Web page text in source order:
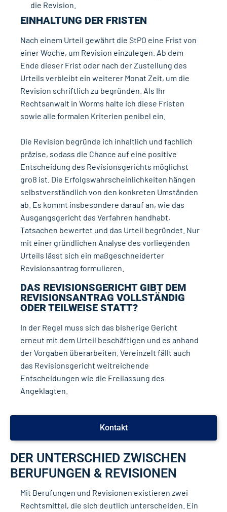
die Revision.
EINHALTUNG DER FRISTEN
Nach einem Urteil gewährt die StPO eine Frist von
einer Woche, um Revision einzulegen. Ab dem
Ende dieser Frist oder nach der Zustellung des
Urteils verbleibt ein weiterer Monat Zeit, um die
Revision schriftlich zu begründen. Als Ihr
Rechtsanwalt in Worms halte ich diese Fristen
sowie alle formalen Kriterien penibel ein.
Die Revision begründe ich inhaltlich und fachlich
präzise, sodass die Chance auf eine positive
Entscheidung des Revisionsgerichts möglichst
groß ist. Die Erfolgswahrscheinlichkeiten hängen
selbstverständlich von den konkreten Umständen
ab. Es kommt insbesondere darauf an, wie das
Ausgangsgericht das Verfahren handhabt,
Tatsachen bewertet und das Urteil begründet. Nur
mit einer gründlichen Analyse des vorliegenden
Urteils lässt sich ein maßgeschneiderter
Revisionsantrag formulieren.
DAS REVISIONSGERICHT GIBT DEM
REVISIONSANTRAG VOLLSTÄNDIG
ODER TEILWEISE STATT?
In der Regel muss sich das bisherige Gericht
erneut mit dem Urteil beschäftigen und es anhand
der Vorgaben überarbeiten. Vereinzelt fällt auch
das Revisionsgericht weitreichende
Entscheidungen wie die Freilassung des
Angeklagten.
Kontakt
DER UNTERSCHIED ZWISCHEN
BERUFUNGEN & REVISIONEN
Mit Berufungen und Revisionen existieren zwei
Rechtsmittel, die sich deutlich unterscheiden. Ein